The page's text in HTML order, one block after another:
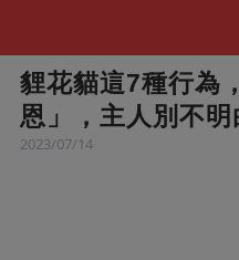
貍花貓這7種行為
恩」，主人別不明
2023/07/14